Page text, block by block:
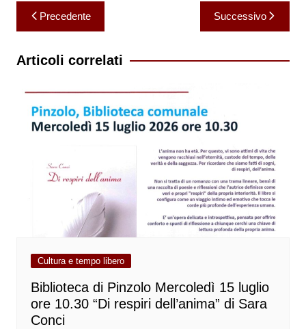
Navigazione
articoli
Precedente Successivo
Articoli correlati
Cultura e tempo libero
Biblioteca di Pinzolo Mercoledì 15 luglio
ore 10.30 “Di respiri dell’anima” di Sara
Conci